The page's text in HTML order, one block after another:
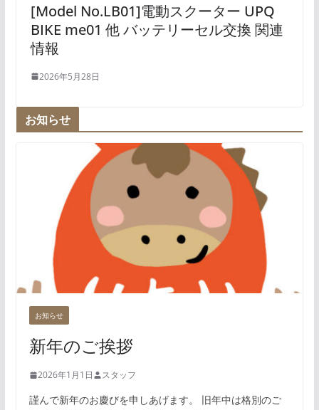
[Model No.LB01]電動スクーター UPQ
BIKE me01 他 バッテリーセル交換 関連
情報
2026年5月28日
お知らせ
お知らせ
新年のご挨拶
2026年1月1日 スタッフ
謹んで新年のお慶びを申しあげます。 旧年中は格別のご